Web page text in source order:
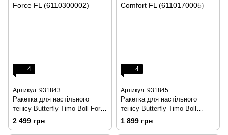
4
Артикул: 931843
Ракетка для настільного
тенісу Butterfly Timo Boll Force
FL (6110300002)
2 499 грн
4
Артикул: 931845
Ракетка для настільного
тенісу Butterfly Timo Boll
Comfort FL (6110170005)
1 899 грн